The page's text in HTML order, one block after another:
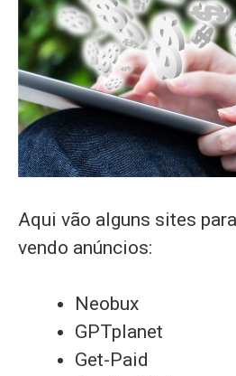
Aqui vão alguns sites
vendo anúncios:
Neobux
GPTplanet
Get-Paid